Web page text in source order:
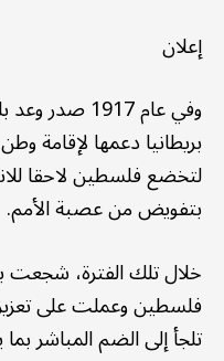
إعلان
وفي عام
بريطانيا دعمها لإقامة
بتفويض من عصبة الأمم.
خلال تلك الفترة، شجعت
فلسطين وعملت على
تلجأ إلى الضم المباشر